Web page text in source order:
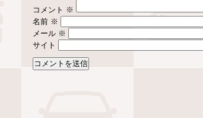
コメント ※
名前 ※
メール ※
サイト